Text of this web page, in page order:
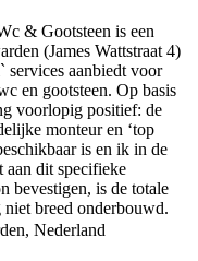
& Gootsteen is een
(James Wattstraat 4)
services aanbiedt voor
en gootsteen. Op basis
voorlopig positief: de
monteur en ‘top
is en ik in de
aan dit specifieke
bevestigen, is de totale
breed onderbouwd.
Nederland